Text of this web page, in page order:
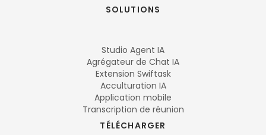
SOLUTIONS
Studio Agent IA
Agrégateur de Chat IA
Extension Swiftask
Acculturation IA
Application mobile
Transcription de réunion
TÉLÉCHARGER